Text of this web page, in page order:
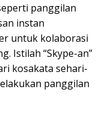
panggilan
instan
untuk kolaborasi
Istilah “Skype-an”
kosakata sehari-
panggilan